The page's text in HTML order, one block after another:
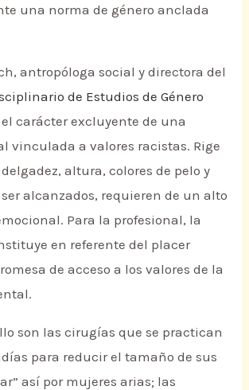
una norma de género anclada
antropóloga social y directora del
de Estudios de Género
carácter excluyente de una
vinculada a valores racistas. Rige
altura, colores de pelo y
alcanzados, requieren de un alto
Para la profesional, la
en referente del placer
de acceso a los valores de la
son las cirugías que se practican
para reducir el tamaño de sus
así por mujeres arias; las